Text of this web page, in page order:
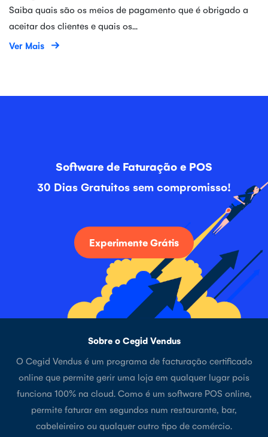
Saiba quais são os meios de pagamento que é obrigado a
aceitar dos clientes e quais os...
Ver Mais
Software de Faturação e POS
30 Dias Gratuitos sem compromisso!
Experimente Grátis
Sobre o Cegid Vendus
O Cegid Vendus é um programa de facturação certificado
online que permite gerir uma loja em qualquer lugar pois
funciona 100% na cloud. Como é um software POS online,
permite faturar em segundos num restaurante, bar,
cabeleireiro ou qualquer outro tipo de comércio.